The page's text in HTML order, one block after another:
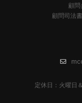
顧
顧問司法
定休日：火曜日